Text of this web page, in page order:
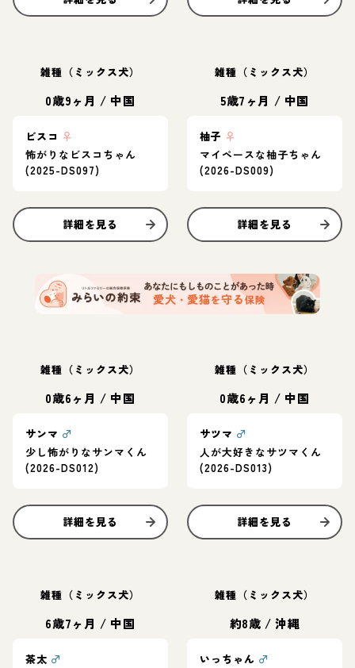
雑種（ミックス犬）
0歳9ヶ月 / 中国
ビスコ ♀
怖がりなビスコちゃん
(2025-DS097)
詳細を見る
雑種（ミックス犬）
5歳7ヶ月 / 中国
柚子 ♀
マイペースな柚子ちゃん
(2026-DS009)
詳細を見る
雑種（ミックス犬）
0歳6ヶ月 / 中国
サンマ ♂
少し怖がりなサンマくん
(2026-DS012)
詳細を見る
雑種（ミックス犬）
0歳6ヶ月 / 中国
サツマ ♂
人が大好きなサツマくん
(2026-DS013)
詳細を見る
雑種（ミックス犬）
6歳7ヶ月 / 中国
茶太 ♂
雑種（ミックス犬）
約8歳 /沖縄
いっちゃん ♂